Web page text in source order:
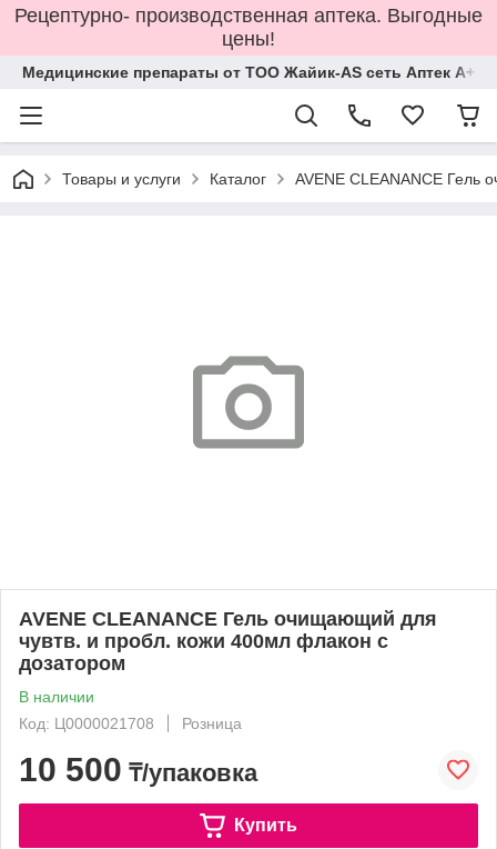
Рецептурно- производственная аптека. Выгодные
цены!
Медицинские препараты от ТОО Жайик-AS сеть Аптек А+
Товары и услуги Каталог AVENE CLEANANCE Гель
AVENE CLEANANCE Гель очищающий для
чувтв. и пробл. кожи 400мл флакон с
дозатором
В наличии
Код: Ц0000021708
Розница
10 500 ₸/упаковка
Купить